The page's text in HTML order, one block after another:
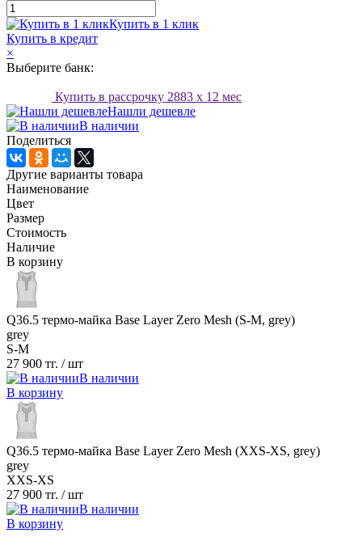
Купить в 1 клик
Купить в кредит
×
Выберите банк:
Купить в рассрочку 2883 x 12 мес
Нашли дешевле
В наличии
Поделиться
Другие варианты товара
Наименование
Цвет
Размер
Стоимость
Наличие
В корзину
Q36.5 термо-майка Base Layer Zero Mesh (S-M, grey)
grey
S-M
27 900 тг. / шт
В наличии
В корзину
Q36.5 термо-майка Base Layer Zero Mesh (XXS-XS, grey)
grey
XXS-XS
27 900 тг. / шт
В наличии
В корзину